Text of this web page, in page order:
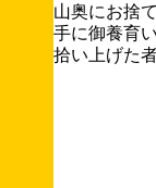
山奥にお捨
手に御養育
拾い上げた